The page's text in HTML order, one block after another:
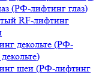
(РФ-лифтинг глаз)
RF-лифтинг
декольте (РФ-
шеи (РФ-лифтинг